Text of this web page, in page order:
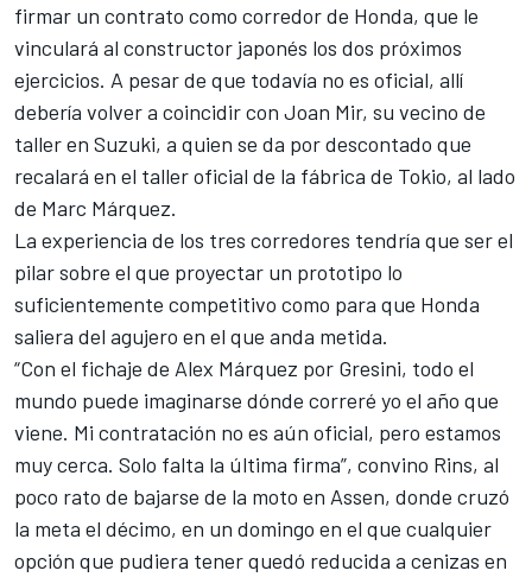
firmar un contrato como corredor de Honda, que le
vinculará al constructor japonés los dos próximos
ejercicios. A pesar de que todavía no es oficial, allí
debería volver a coincidir con Joan Mir, su vecino de
taller en Suzuki, a quien se da por descontado que
recalará en el taller oficial de la fábrica de Tokio, al lado
de Marc Márquez.
La experiencia de los tres corredores tendría que ser el
pilar sobre el que proyectar un prototipo lo
suficientemente competitivo como para que Honda
saliera del agujero en el que anda metida.
“Con el fichaje de Alex Márquez por Gresini, todo el
mundo puede imaginarse dónde correré yo el año que
viene. Mi contratación no es aún oficial, pero estamos
muy cerca. Solo falta la última firma”, convino Rins, al
poco rato de bajarse de la moto en Assen, donde cruzó
la meta el décimo, en un domingo en el que cualquier
opción que pudiera tener quedó reducida a cenizas en